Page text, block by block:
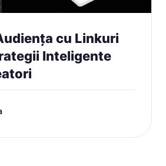
cu Linkuri
Inteligente